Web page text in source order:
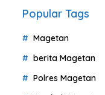
Popular Tags
Magetan
berita Magetan
Polres Magetan